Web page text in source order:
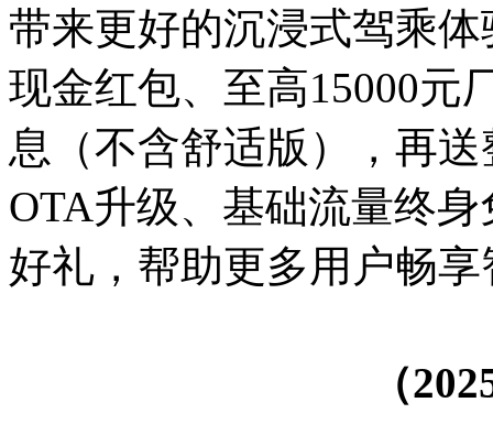
带来更好的沉浸式驾乘
现金红包、至高15000元
息（不含舒适版），再
OTA升级、基础流量终
好礼，帮助更多用户畅
（